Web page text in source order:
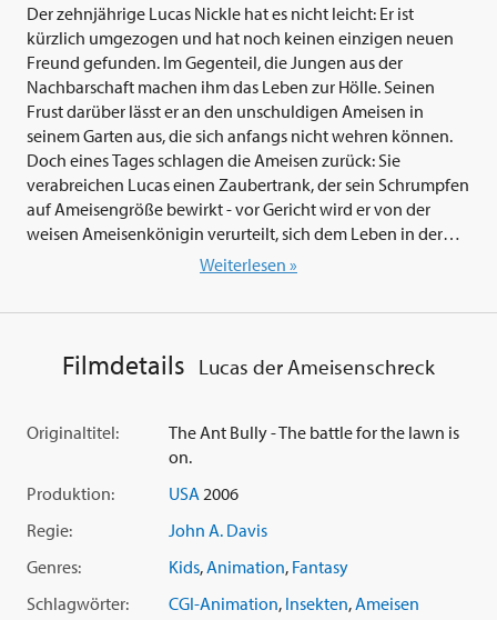
Der zehnjährige Lucas Nickle hat es nicht leicht: Er ist
kürzlich umgezogen und hat noch keinen einzigen neuen
Freund gefunden. Im Gegenteil, die Jungen aus der
Nachbarschaft machen ihm das Leben zur Hölle. Seinen
Frust darüber lässt er an den unschuldigen Ameisen in
seinem Garten aus, die sich anfangs nicht wehren können.
Doch eines Tages schlagen die Ameisen zurück: Sie
verabreichen Lucas einen Zaubertrank, der sein Schrumpfen
auf Ameisengröße bewirkt - vor Gericht wird er von der
weisen Ameisenkönigin verurteilt, sich dem Leben in der
Ameisenkolonie anzupassen, um seine Freiheit zurück zu
über den Mut, für seine Ziele selbstbewusst einzutreten. Und
Mut braucht Lucas, denn der Kolonie droht das Ende durch
Lucas und all seine neuen Freunde sind gewappnet für den
bevorstehenden Kampf ums nackte Überleben.
Weiterlesen »
Filmdetails Lucas der Ameisenschreck
Originaltitel:
The Ant Bully - The battle for the lawn is
on.
Produktion:
USA 2006
Regie:
John A. Davis
Genres:
Kids,Animation, Fantasy
Schlagwörter:
CGI-Animation, Insekten,Ameisen